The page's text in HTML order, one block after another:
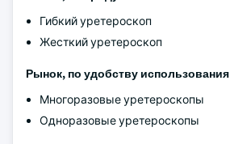
Гибкий уретероскоп
Жесткий уретероскоп
Рынок, по удобству использования
Многоразовые уретероскопы
Одноразовые уретероскопы